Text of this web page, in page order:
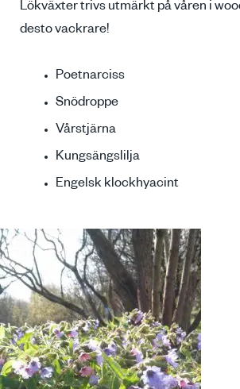
Lökväxter trivs utmärkt på våren i
desto vackrare!
Poetnarciss
Snödroppe
Vårstjärna
Kungsängslilja
Engelsk klockhyacint